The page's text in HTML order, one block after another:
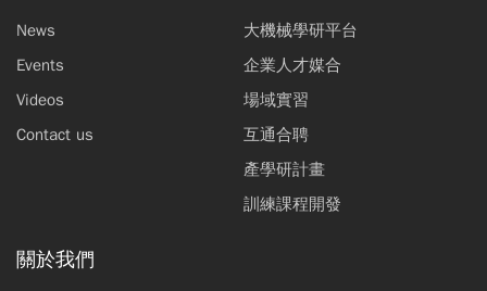
News
Events
Videos
Contact us
大機械學研平台
企業人才媒合
場域實習
互通合聘
產學研計畫
訓練課程開發
關於我們